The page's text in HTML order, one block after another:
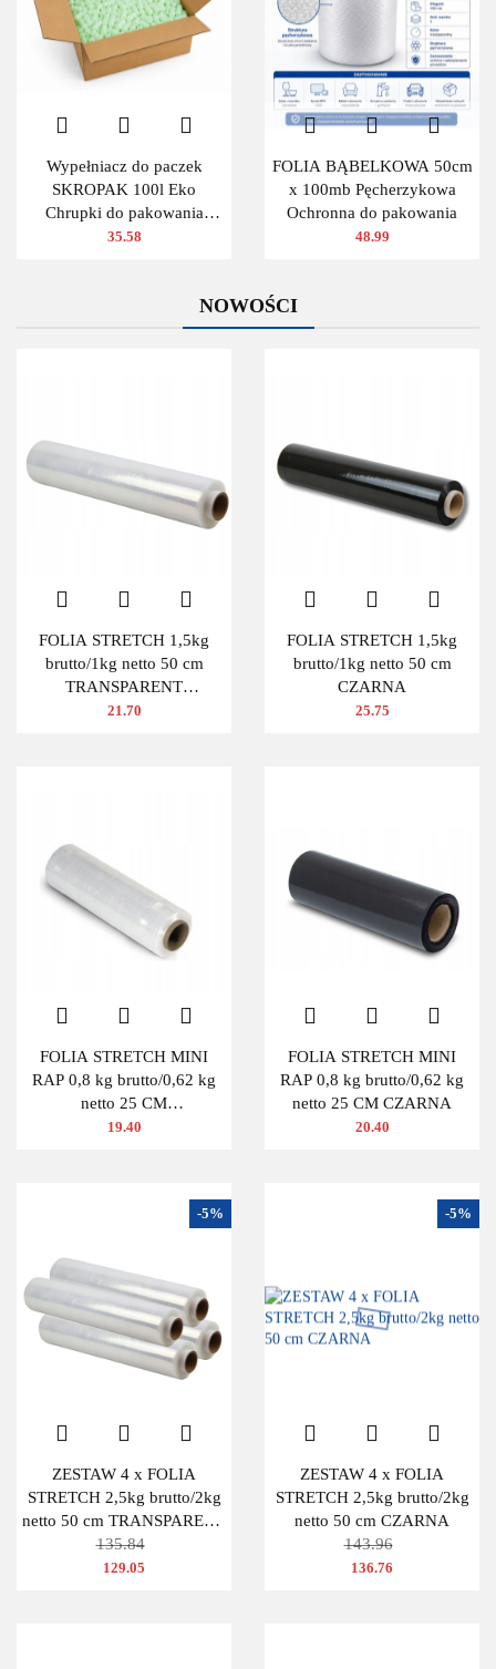
Wypełniacz do paczek
SKROPAK 100l Eko
Chrupki do pakowania
ZIELONY
35.58
FOLIA BĄBELKOWA 50cm
x 100mb Pęcherzykowa
Ochronna do pakowania
48.99
NOWOŚCI
FOLIA STRETCH 1,5kg
brutto/1kg netto 50 cm
TRANSPARENT
BEZBARWNA
21.70
FOLIA STRETCH 1,5kg
brutto/1kg netto 50 cm
CZARNA
25.75
FOLIA STRETCH MINI
RAP 0,8 kg brutto/0,62 kg
netto 25 CM
TRANSPARENTNA
19.40
FOLIA STRETCH MINI
RAP 0,8 kg brutto/0,62 kg
netto 25 CM CZARNA
20.40
ZESTAW 4 x FOLIA
STRETCH 2,5kg brutto/2kg
netto 50 cm TRANSPARENT
BEZBARWNA
135.84
-5%
129.05
ZESTAW 4 x FOLIA
STRETCH 2,5kg brutto/2kg
netto 50 cm CZARNA
143.96
-5%
136.76